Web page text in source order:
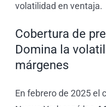
volatilidad en ventaja.
Cobertura de
Domina la
márgenes
En febrero de 2025 el